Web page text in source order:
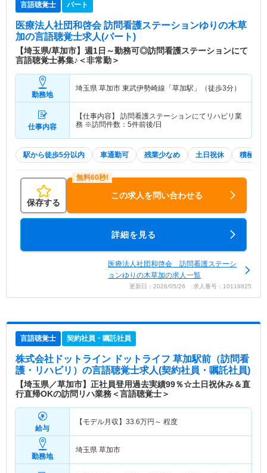
言語聴覚士 パート
医療法人社団和啓会 訪問看護ステーションゆりの木草
加の言語聴覚士求人(パート)
【埼玉県/草加市】週1日～勤務可◎訪問看護ステーションにて
言語聴覚士募集♪＜非常勤＞
勤務地
埼玉県 草加市 東武伊勢崎線「草加駅」（徒歩3分）
仕事内容
【仕事内容】 訪問看護ステーションにてリハビリ業
務 ※訪問件数：5件前後/日
駅から徒歩5分以内 車通勤可 残業少なめ 土日祝休 積極採
保存する
この求人を問い合わせる
詳細を見る
医療法人社団和啓会 訪問看護ステーシ
ョンゆりの木草加の求人一覧
更新日：2026/05/26 求人番号：10119825
言語聴覚士 契約社員・嘱託社員
株式会社ドットライン ドットライフ 草加駅前（訪問看
護・リハビリ） の言語聴覚士求人(契約社員・嘱託社員)
【埼玉県／草加市】正社員登用過去実績99％☆土日祝休み＆直
行直帰OKの訪問リハ業務＜言語聴覚士＞
給与
【モデル月収】 33.6万円～ 程度
勤務地
埼玉県 草加市